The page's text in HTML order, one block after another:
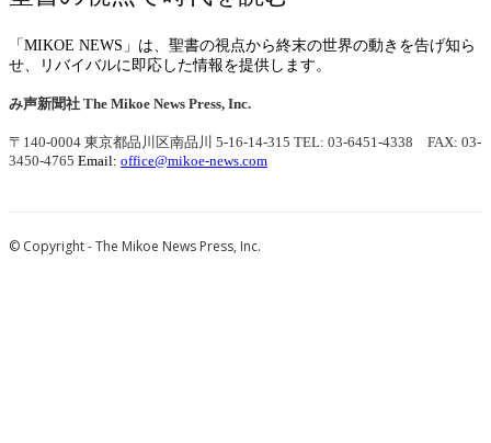
「MIKOE NEWS」は、聖書の視点から終末の世界の動きを告げ知ら
せ、リバイバルに即応した情報を提供します。
み声新聞社 The Mikoe News Press, Inc.
〒140-0004 東京都品川区南品川 5-16-14-315 TEL: 03-6451-4338 FAX: 03-
3450-4765 Email: office@mikoe-news.com
© Copyright - The Mikoe News Press, Inc.